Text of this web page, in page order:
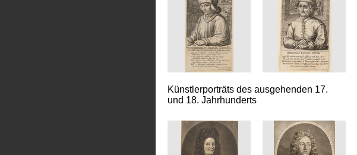
Künstlerporträts des ausgehenden 17.
und 18. Jahrhunderts